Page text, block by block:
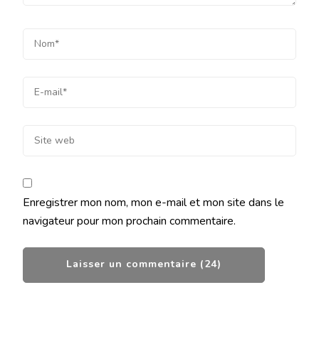
Enregistrer mon nom, mon e-mail et mon site dans le
navigateur pour mon prochain commentaire.